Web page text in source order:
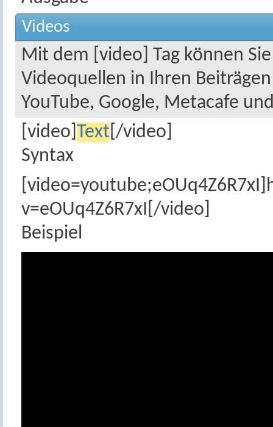
Videos
Mit dem [video] Tag können
Videoquellen in Ihren
YouTube, Google, Metacafe
[video] Text [/video]
Syntax
v=eOUq4Z6R7xI[/video]
Beispiel